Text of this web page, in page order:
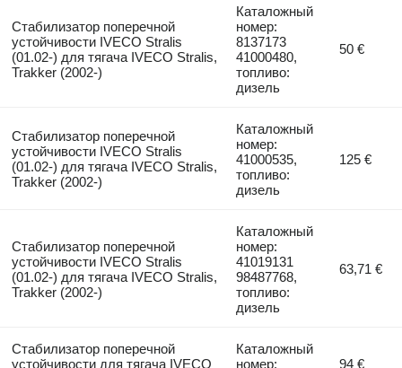
Стабилизатор поперечной
устойчивости IVECO Stralis
(01.02-) для тягача IVECO Stralis,
Trakker (2002-)
Каталожный
номер:
8137173
41000480,
топливо:
дизель
50 €
Стабилизатор поперечной
устойчивости IVECO Stralis
(01.02-) для тягача IVECO Stralis,
Trakker (2002-)
Каталожный
номер:
41000535,
топливо:
дизель
125 €
Стабилизатор поперечной
устойчивости IVECO Stralis
(01.02-) для тягача IVECO Stralis,
Trakker (2002-)
Каталожный
номер:
41019131
98487768,
топливо:
дизель
63,71 €
Стабилизатор поперечной
устойчивости для тягача IVECO
Каталожный
номер:
94 €